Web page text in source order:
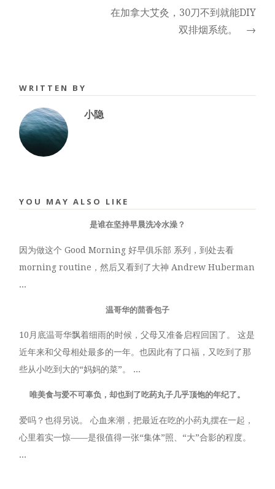
在加拿大艾灸，30刀不到就能DIY
双排烟系统。
→
WRITTEN BY
小隐
YOU MAY ALSO LIKE
是谁在坚持早晨洗冷水澡？
因为做这个 Good Morning 好早俱乐部 系列，到处去看
morning routine，然后又看到了大神 Andrew Huberman
...
温哥华的茴香包子
10月底温哥华飘着细雨的时候，父母又准备启程回国了。 这是
近年来和父母相处最多的一年。也因此有了口福，又吃到了那
些从小吃到大的“妈妈的菜”。 ...
唯美食与爱不可辜负，却也到了吃药丸子几乎顶饱的年纪了。
爱吗？也得另说。 心血来潮，把最近在吃的小药丸摆在一起，
心里着实一惊——是很值得一张“集体”照、“大”合影的程度。
...